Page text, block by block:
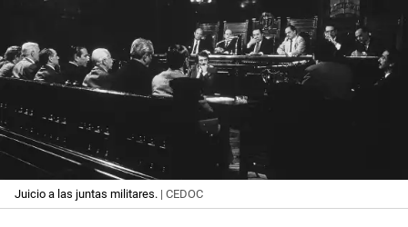
Juicio a las juntas militares. | CEDOC